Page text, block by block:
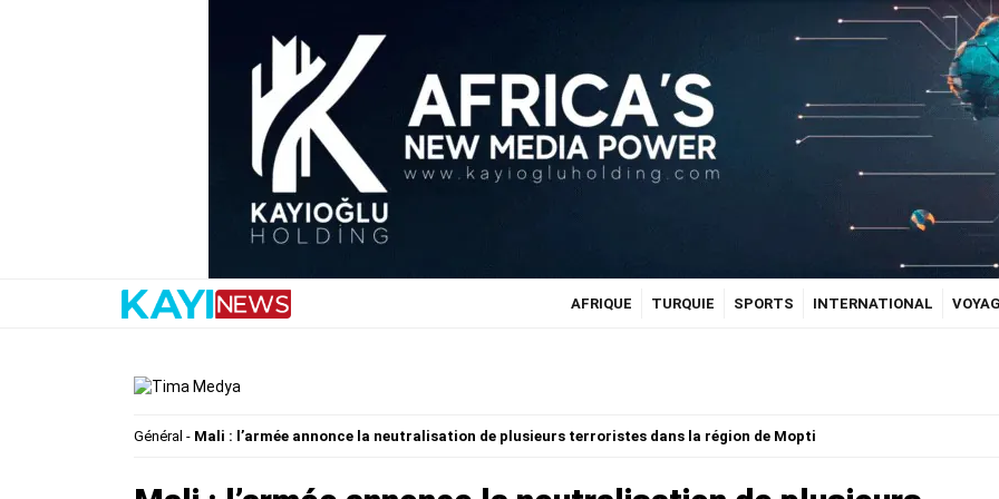
AFRIQUE TURQUIE SPORTS INTERNATIONAL
Général - Mali : l’armée annonce la neutralisation de plusieurs terroristes dans la région de Mopti